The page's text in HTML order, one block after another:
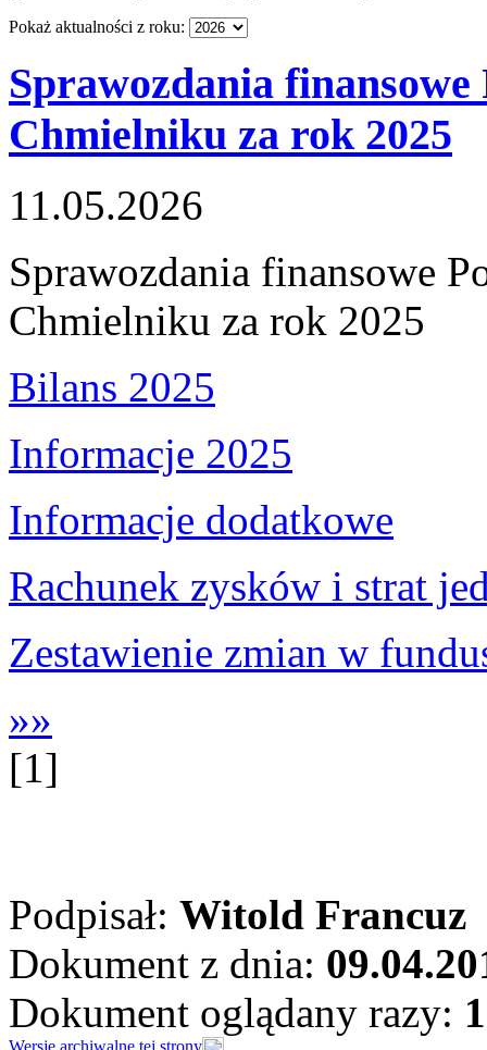
Pokaż aktualności z roku:
Sprawozdania finansowe
Chmielniku za rok 2025
11.05.2026
Sprawozdania finansowe
Chmielniku za rok 2025
Bilans 2025
Informacje 2025
Informacje dodatkowe
Rachunek zysków i strat
Zestawienie zmian w
»»
[1]
Podpisał: Witold Francuz
Dokument z dnia:
Dokument oglądany razy:
Wersje archiwalne tej strony